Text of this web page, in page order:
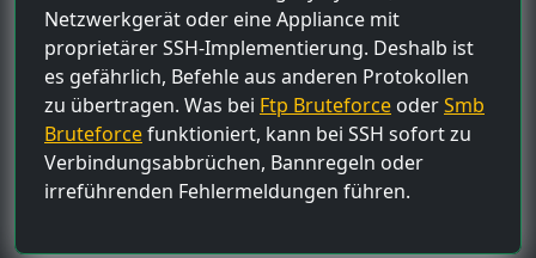
Netzwerkgerät oder eine Appliance mit
proprietärer SSH-Implementierung. Deshalb ist
es gefährlich, Befehle aus anderen Protokollen
zu übertragen. Was bei Ftp Bruteforce oderSmb
Bruteforcefunktioniert, kann bei SSH sofort zu
Verbindungsabbrüchen, Bannregeln oder
irreführenden Fehlermeldungen führen.